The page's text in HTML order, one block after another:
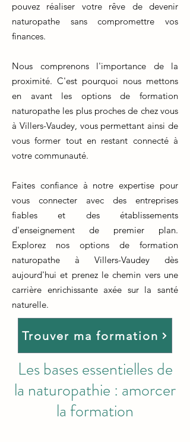
pouvez réaliser votre rêve de devenir
naturopathe sans compromettre vos
finances.
Nous comprenons l'importance de la
proximité. C'est pourquoi nous mettons
en avant les options de formation
naturopathe les plus proches de chez vous
à Villers-Vaudey, vous permettant ainsi de
vous former tout en restant connecté à
votre communauté.
Faites confiance à notre expertise pour
vous connecter avec des entreprises
fiables et des établissements
d'enseignement de premier plan.
Explorez nos options de formation
naturopathe à Villers-Vaudey dès
aujourd'hui et prenez le chemin vers une
carrière enrichissante axée sur la santé
naturelle.
Trouver ma formation
Les bases essentielles de
la naturopathie : amorcer
la formation